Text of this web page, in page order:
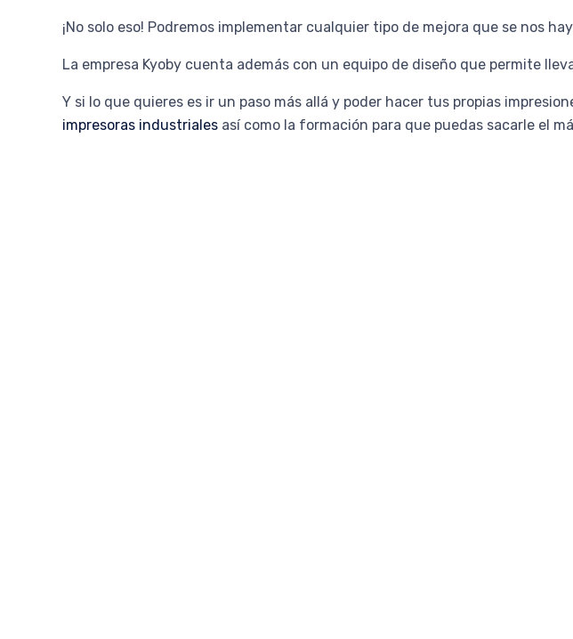
¡No solo eso! Podremos implementar cualquier tipo de mejora que se nos
La empresa Kyoby cuenta además con un equipo de diseño que permite
Y si lo que quieres es ir un paso más allá y poder hacer tus propias
impresoras industriales así como la formación para que puedas sacarle el